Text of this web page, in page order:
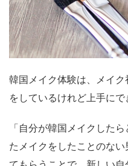
韓国メイク体験は、メイ
をしているけれど上手にで
「自分が韓国メイクした
たメイクをしたことのな